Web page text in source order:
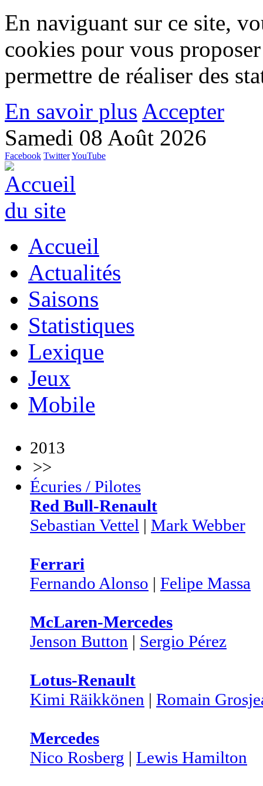
En naviguant sur ce site,
cookies pour vous
permettre de réaliser des
En savoir plus Accepter
Samedi 08 Août 2026
Facebook TwitterYouTube
Accueil
Actualités
Saisons
Statistiques
Lexique
Jeux
Mobile
2013
>>
Écuries / Pilotes
Red Bull-Renault
Sebastian Vettel | Mark Webber
Ferrari
Fernando Alonso | Felipe Massa
McLaren-Mercedes
Jenson Button | Sergio Pérez
Lotus-Renault
Kimi Räikkönen | Romain
Mercedes
Nico Rosberg | Lewis Hamilton